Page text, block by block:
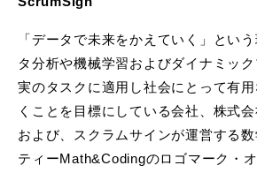
「データで未来をかえていく」とい
タ分析や機械学習およびダイナミッ
実のタスクに適用し社会にとって有
くことを目標にしている会社、株式
および、スクラムサインが運営する
ティーMath&Codingのロゴマーク・